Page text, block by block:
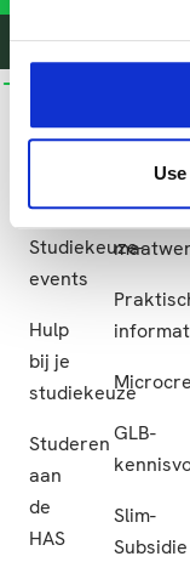
Studiekeuze-
events
Hulp
bij je
studiekeuze
Studeren
aan
de
HAS
en
GLB-
Slim-
Subsidie